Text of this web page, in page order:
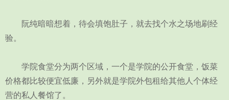
阮纯暗暗想着，待会填饱肚子，就去找个水之场地刷经
验。
学院食堂分为两个区域，一个是学院的公开食堂，饭菜
价格都比较便宜低廉，另外就是学院外包租给其他人个体经
营的私人餐馆了。